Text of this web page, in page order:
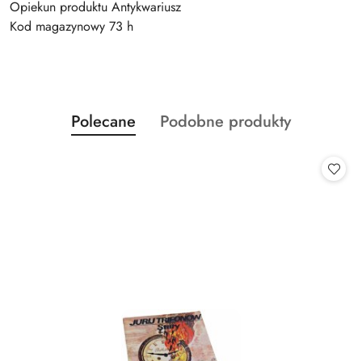
Opiekun produktu Antykwariusz
Kod magazynowy 73 h
Pomiń karuzelę produktów
Produkty
o
Polecane
Produkty
Podobne produkty